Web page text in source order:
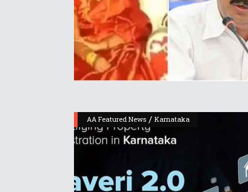
AA Featured News / Karnataka